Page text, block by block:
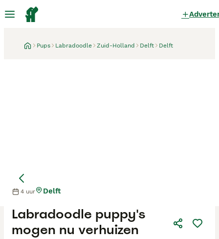
Pups Labradoodle Zuid-Holland Delft Delft
Labradoodle puppy's
mogen nu verhuizen
4 uur Delft